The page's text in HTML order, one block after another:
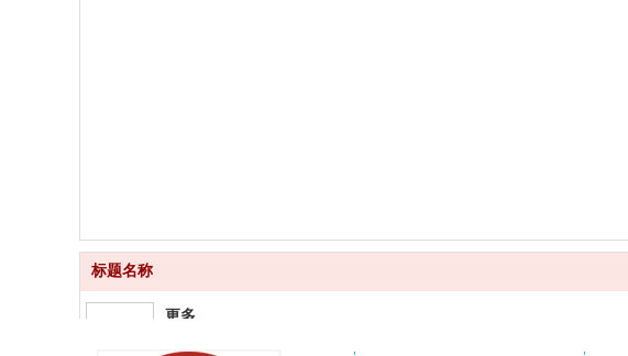
标题名称
更多